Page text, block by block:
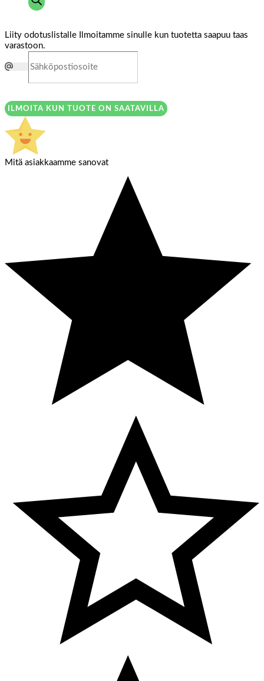
Liity odotuslistalle
Ilmoitamme sinulle kun tuotetta saapuu taas
varastoon.
ILMOITA KUN TUOTE ON SAATAVILLA
Mitä asiakkaamme sanovat